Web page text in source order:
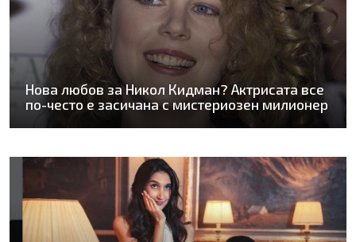
Нова любов за Никол Кидман? Актрисата все
по-често е засичана с мистериозен милионер